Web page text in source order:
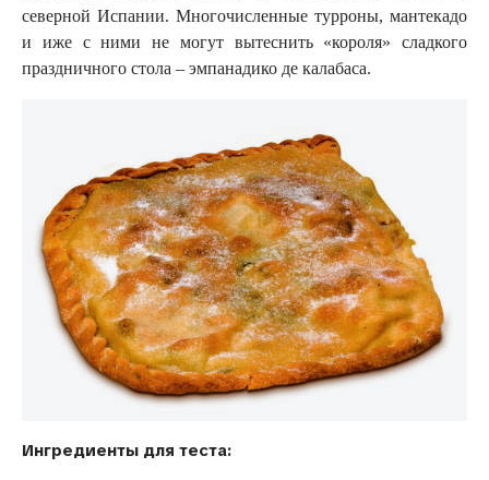
северной Испании. Многочисленные турроны, мантекадо
и иже с ними не могут вытеснить «короля» сладкого
праздничного стола – эмпанадико де калабаса.
Ингредиенты для теста: